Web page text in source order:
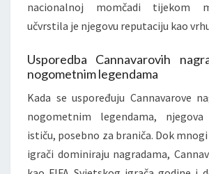
nacionalnoj momčadi tijekom
učvrstila je njegovu reputaciju kao
Usporedba Cannavarovih
nogometnim legendama
Kada se uspoređuju Cannavarove
nogometnim legendama,
ističu, posebno za braniča. Dok
igrači dominiraju nagradama,